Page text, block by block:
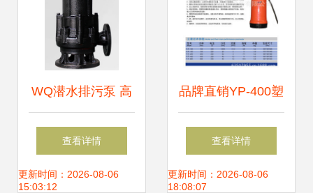
WQ潜水排污泵 高
效可靠的潜水设备
选择
查看详情
更新时间：2026-08-06
15:03:12
品牌直销YP-400塑
料潜水电泵 品质与
工艺的完美融合
查看详情
更新时间：2026-08-06
18:08:07